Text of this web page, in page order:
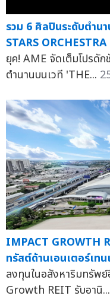
รวม 6 ศิลปินระดับตำน
STARS
ยุค! AME จัดเต็มโปรดั
ตำนานบนเวที 'THE...
IMPACT GROWTH
ทรัสต์ด้านเอนเตอร์เท
ลงทุนในอสังหาริมทรัพ
Growth REIT รับอานิ...